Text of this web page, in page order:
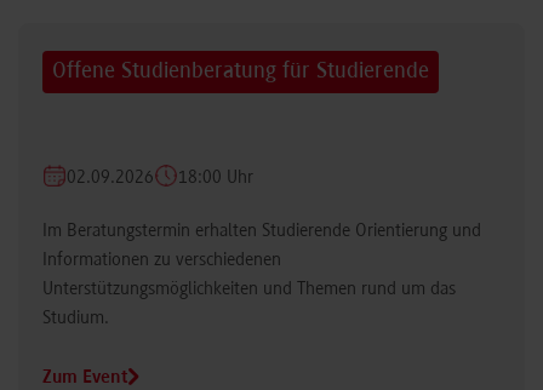
Offene Studienberatung für Studierende
02.09.2026 18:00 Uhr
Im Beratungstermin erhalten Studierende Orientierung und
Informationen zu verschiedenen
Unterstützungsmöglichkeiten und Themen rund um das
Studium.
Zum Event